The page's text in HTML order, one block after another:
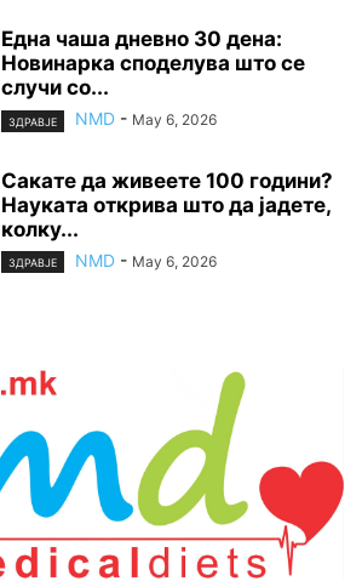
Една чаша дневно 30 дена:
Новинарка споделува што се
случи со...
ЗДРАВЈЕ NMD - May 6, 2026
Сакате да живеете 100 години?
Науката открива што да јадете,
колку...
ЗДРАВЈЕ NMD - May 6, 2026